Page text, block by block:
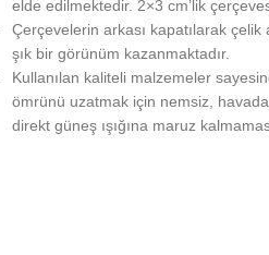
elde edilmektedir. 2×3 cm’lik
Çerçevelerin arkası kapatılarak
şık bir görünüm kazanmaktadır.
Kullanılan kaliteli malzemeler
ömrünü uzatmak için nemsiz,
direkt güneş ışığına maruz